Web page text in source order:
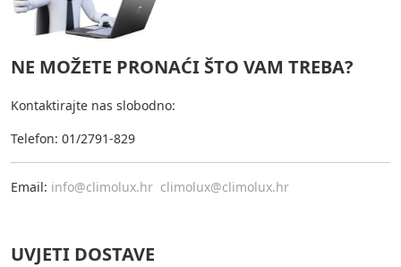
NE MOŽETE PRONAĆI ŠTO VAM TREBA?
Kontaktirajte nas slobodno:
Telefon: 01/2791-829
Email: info@climolux.hr climolux@climolux.hr
UVJETI DOSTAVE